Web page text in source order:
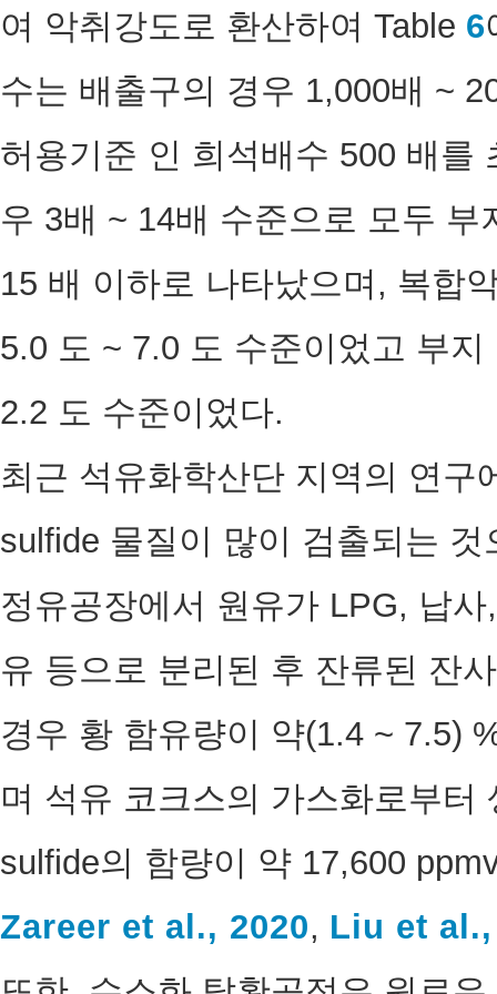
여 악취강도로 환산하여 Table 6
수는 배출구의 경우 1,000배 ~
허용기준 인 희석배수 500 배를
우 3배 ~ 14배 수준으로 모두
15 배 이하로 나타났으며, 복합
5.0 도 ~ 7.0 도 수준이었고 부
2.2 도 수준이었다.
최근 석유화학산단 지역의 연구
sulfide 물질이 많이 검출되는
정유공장에서 원유가 LPG, 납
유 등으로 분리된 후 잔류된 잔
경우 황 함유량이 약(1.4 ~ 7.5)
며 석유 코크스의 가스화로부터
sulfide의 함량이 약 17,600
Zareer et al., 2020, Liu et al.,